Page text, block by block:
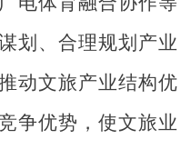
划、合理规划产业
动文旅产业结构优
争优势，使文旅业